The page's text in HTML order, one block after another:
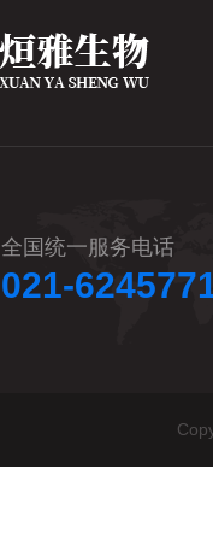
全国统一服务电话
021-